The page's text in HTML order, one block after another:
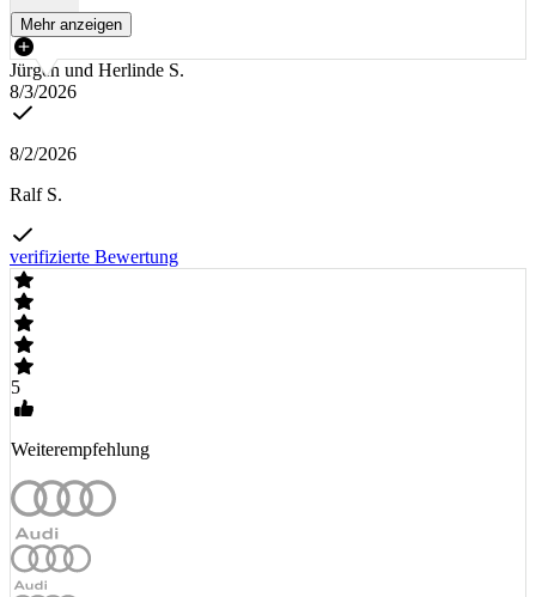
Mehr anzeigen
Jürgen und Herlinde S.
8/3/2026
8/2/2026
Ralf S.
verifizierte Bewertung
5
Weiterempfehlung